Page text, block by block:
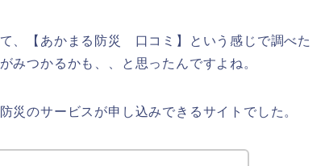
、【あかまる防災 口コミ】という感じで調べた
みつかるかも、、と思ったんですよね。
災のサービスが申し込みできるサイトでした。